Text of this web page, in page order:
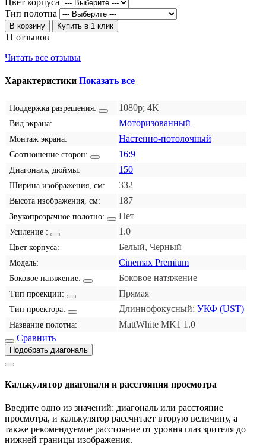
Цвет корпуса
Тип полотна
В корзину Купить в 1 клик
11 отзывов
Читать все отзывы
Характеристики Показать все
Поддержка разрешения: 1080p; 4K
Вид экрана: Моторизованный
Монтаж экрана: Настенно-потолочный
Соотношение сторон: 16:9
Диагональ, дюймы: 150
Ширина изображения, см: 332
Высота изображения, см: 187
Звукопрозрачное полотно: Нет
Усиление : 1.0
Цвет корпуса: Белый, Черный
Модель: Cinemax Premium
Боковое натяжение: Боковое натяжение
Тип проекции: Прямая
Тип проектора: Длиннофокусный; УКФ (UST)
Название полотна:
MattWhite MK1 1.0
Сравнить
Подобрать диагональ
Калькулятор диагонали и расстояния просмотра
Введите одно из значений: диагональ или расстояние
просмотра, и калькулятор рассчитает вторую величину, а
также рекомендуемое расстояние от уровня глаз зрителя до
нижней границы изображения.